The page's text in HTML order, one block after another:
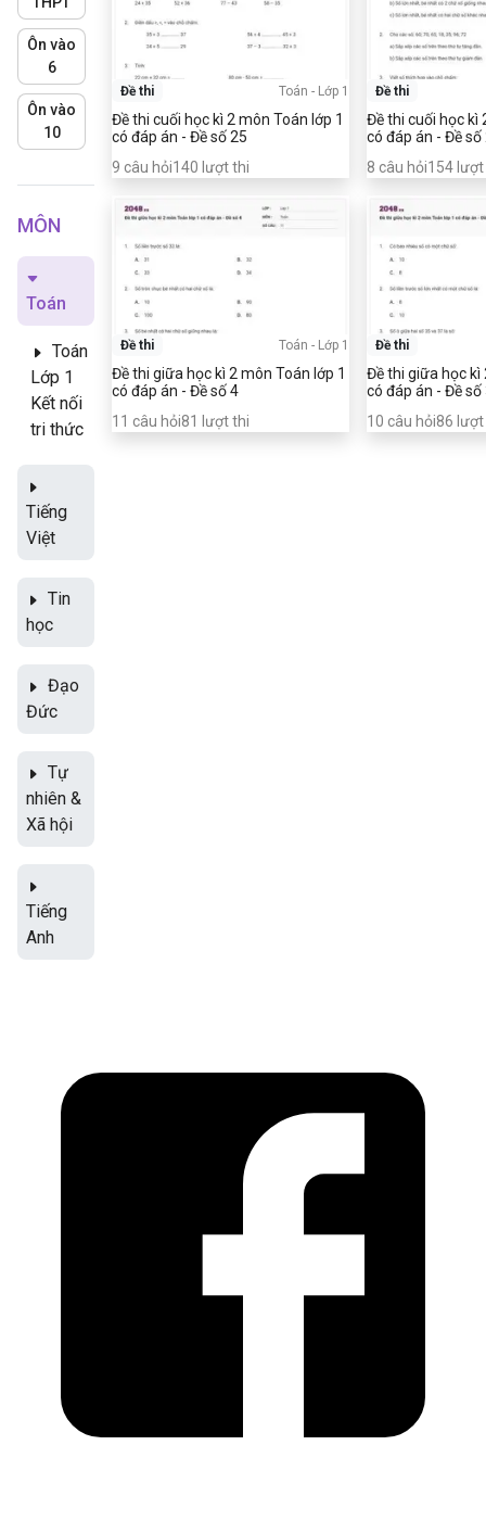
Ôn vào
6
Ôn vào
10
MÔN
Toán
Toán
Lớp 1
Kết nối
tri thức
Tiếng
Việt
Tin
học
Đạo
Đức
Tự
nhiên &
Xã hội
Tiếng
Anh
Đề thi Toán - Lớp 1
Đề thi cuối học kì 2 môn Toán lớp 1
có đáp án - Đề số 25
9 câu hỏi140 lượt thi
Đề thi
Đề thi cuối học kì
có đáp án - Đề số
8 câu hỏi154
Đề thi Toán - Lớp 1
Đề thi giữa học kì 2 môn Toán lớp 1
có đáp án - Đề số 4
11 câu hỏi81 lượt thi
Đề thi
Đề thi giữa học kì
có đáp án - Đề số
10 câu hỏi86